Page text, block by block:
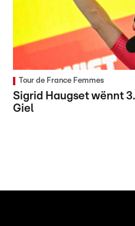
Tour de France Femmes
Sigrid Haugset wënnt
Giel